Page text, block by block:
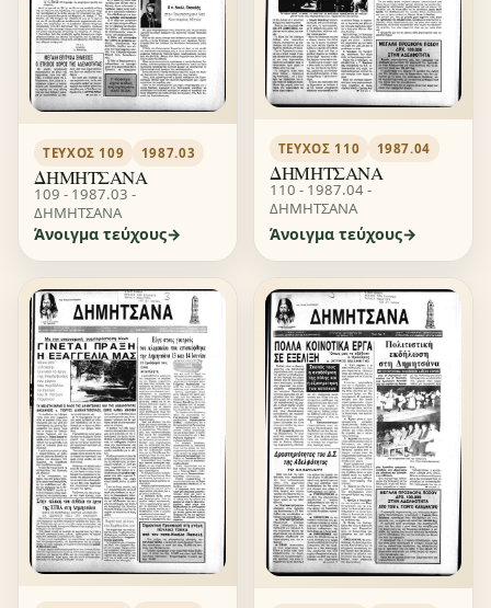
ΤΕΎΧΟΣ 109 1987.03
ΔΗΜΗΤΣΑΝΑ
109 - 1987.03 -
ΔΗΜΗΤΣΑΝΑ
Άνοιγμα τεύχους
ΤΕΎΧΟΣ 110 1987.04
ΔΗΜΗΤΣΑΝΑ
110 - 1987.04 -
ΔΗΜΗΤΣΑΝΑ
Άνοιγμα τεύχους